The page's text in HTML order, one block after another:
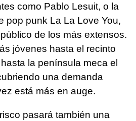
como Pablo Lesuit, o la
pop punk La La Love You,
de los más extensos.
jóvenes hasta el recinto
la península meca el
una demanda
está más en auge.
pasará también una